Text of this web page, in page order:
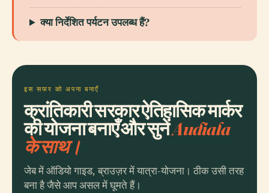
क्या निर्देशित पर्यटन उपलब्ध हैं?
इस सफर को अपना बनाएँ
क्रांतिकारी सरकार ऐतिहासिक मार्कर
की योजना बनाएँ और सुनेंAudiala
के साथ।
जेब में ऑडियो गाइड, ब्राउज़र में यात्रा-योजना। ठीक उसी तरह
बना है जैसे आप असल में घूमते हैं।